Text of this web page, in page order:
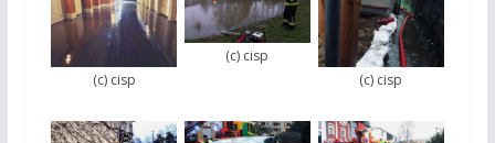
(c) cisp
(c) cisp
(c) cisp